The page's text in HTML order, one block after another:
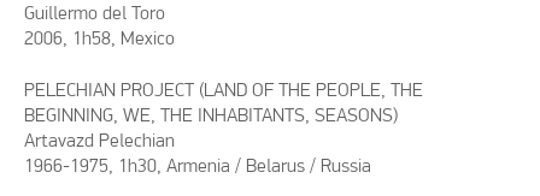
Guillermo del Toro
2006, 1h58, Mexico
PELECHIAN PROJECT (LAND OF THE PEOPLE, THE
BEGINNING, WE, THE INHABITANTS, SEASONS)
Artavazd Pelechian
1966-1975, 1h30, Armenia / Belarus / Russia